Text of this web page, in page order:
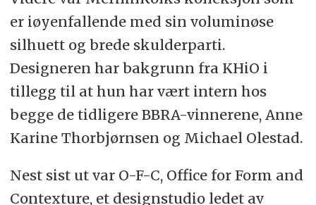
er iøyenfallende med sin voluminøse
silhuett og brede skulderparti.
Designeren har bakgrunn fra KHiO i
tillegg til at hun har vært intern hos
begge de tidligere BBRA-vinnerene, Anne
Karine Thorbjørnsen og Michael Olestad.
Nest sist ut var O-F-C, Office for Form and
Contexture, et designstudio ledet av